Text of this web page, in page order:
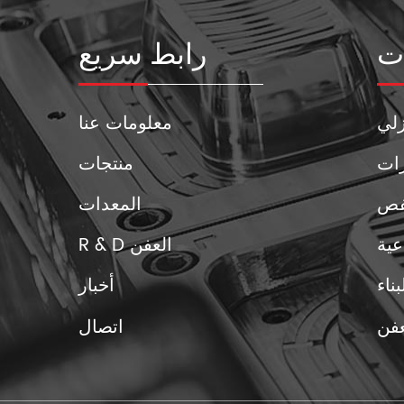
رابط سريع
معلومات عنا
منتجات
المعدات
R & D العفن
أخبار
اتصال